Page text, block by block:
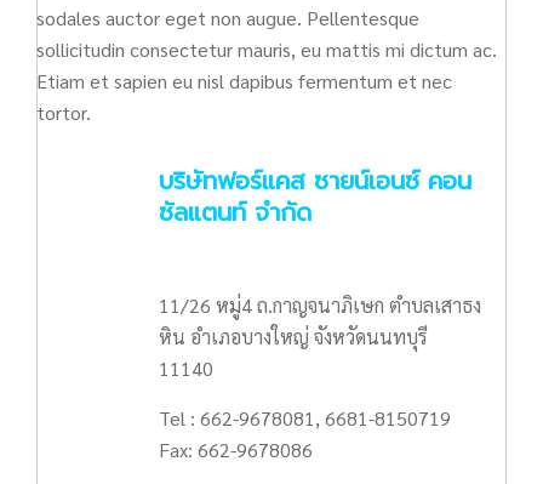
sodales auctor eget non augue. Pellentesque
sollicitudin consectetur mauris, eu mattis mi dictum ac.
Etiam et sapien eu nisl dapibus fermentum et nec
tortor.
บริษัทฟอร์แคส ซายน์เอนซ์ คอน
ซัลแตนท์ จำกัด
11/26 หมู่4 ถ.กาญจนาภิเษก ตำบลเสาธง
หิน อำเภอบางใหญ่ จังหวัดนนทบุรี
11140
Tel : 662-9678081, 6681-8150719
Fax: 662-9678086